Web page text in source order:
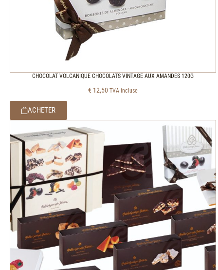
CHOCOLAT VOLCANIQUE CHOCOLATS VINTAGE AUX AMANDES 120G
€ 12,50 TVA incluse
ACHETER